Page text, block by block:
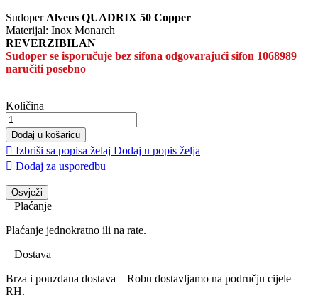
Sudoper Alveus QUADRIX 50 Copper
Materijal: Inox Monarch
REVERZIBILAN
Sudoper se isporučuje bez sifona odgovarajući sifon 1068989
naručiti posebno
Količina
Dodaj u košaricu
 Izbriši sa popisa želaj Dodaj u popis želja
 Dodaj za usporedbu
Plaćanje
Plaćanje jednokratno ili na rate.
Dostava
Brza i pouzdana dostava – Robu dostavljamo na području cijele
RH.